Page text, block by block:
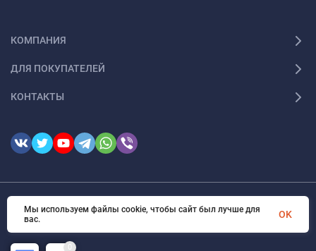
КОМПАНИЯ
ДЛЯ ПОКУПАТЕЛЕЙ
КОНТАКТЫ
© 2026 FotomarketSu Все права защищены
0
Мы используем файлы cookie, чтобы сайт был лучше для
вас.
OK